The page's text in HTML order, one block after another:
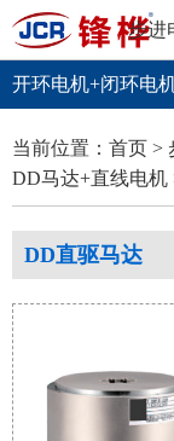
步进
开环电机+闭环电
90度直角减速器
当前位置： 首页 >
DD马达+直线电机
DD直驱马达